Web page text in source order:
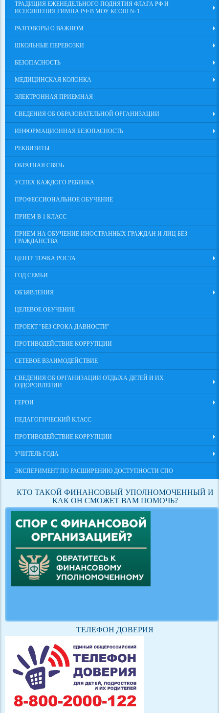
ТРАДИЦИЯ ЕЖЕНЕДЕЛЬНОГО ПОДНЯТИЯ ФЛАГА РФ И
ИСПОЛНЕНИЯ ГИМНА РФ В МОУ КСОШ № 1
РАЗГОВОРЫ О ВАЖНОМ
ШКОЛЬНЫЕ ПЕРЕВОЗКИ
БЕЗОПАСНОСТЬ
МЕДИЦИНСКАЯ КОЛОНКА
ЭЛЕКТРОННАЯ ПРИЕМНАЯ
СВЕДЕНИЯ ОБ ОБРАЗОВАТЕЛЬНОЙ ОРГАНИЗАЦИИ
ИНФОРМАЦИОННАЯ БЕЗОПАСНОСТЬ
РЕКВИЗИТЫ
ОБРАТНАЯ СВЯЗЬ
УСПЕХ КАЖДОГО РЕБЕНКА
ПРОФЕССИОНАЛЬНОЕ ОБУЧЕНИЕ
ПРИЕМ В 1 КЛАСС
ПРИЕМ НА ОБУЧЕНИЕ ИНОСТРАННЫХ ГРАЖДАН И ЛИЦ БЕЗ
ГРАЖДАНСТВА
ЦЕНТР ТОЧКА РОСТА
ГОД СЕМЬИ
ОБЪЯВЛЕНИЯ
ЦЕЛЕВОЕ ОБУЧЕНИЕ
ПРОЕКТ "БЕЗ СРОКА ДАВНОСТИ"
ПРОТИВОДЕЙСТВИЕ КОРРУПЦИИ
СЕТЕВОЕ ВЗАИМОДЕЙСТВИЕ
СВЕДЕНИЯ ОБ ОРГАНИЗАЦИИ ОТДЫХА ДЕТЕЙ И ИХ
ОЗДОРОВЛЕНИИ
ГЕРОИ
ПЕДАГОГИЧЕСКИЙ КЛАСС
ПРОТИВОДЕЙСТВИЕ КОРРУПЦИИ
УЧИТЕЛЬ ГОДА
ЭКСПЕРИМЕНТ ПО РАСШИРЕНИЮ ДОСТУПНОСТИ СПО
КТО ТАКОЙ ФИНАНСОВЫЙ УПОЛНОМОЧЕННЫЙ И
КАК ОН СМОЖЕТ ВАМ ПОМОЧЬ?
ТЕЛЕФОН ДОВЕРИЯ